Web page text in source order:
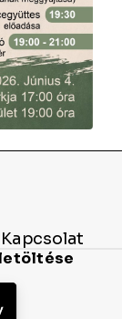
Kapcsolat
letöltése